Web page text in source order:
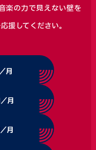
楽の力で見えない壁を
援してください。
月
月
月